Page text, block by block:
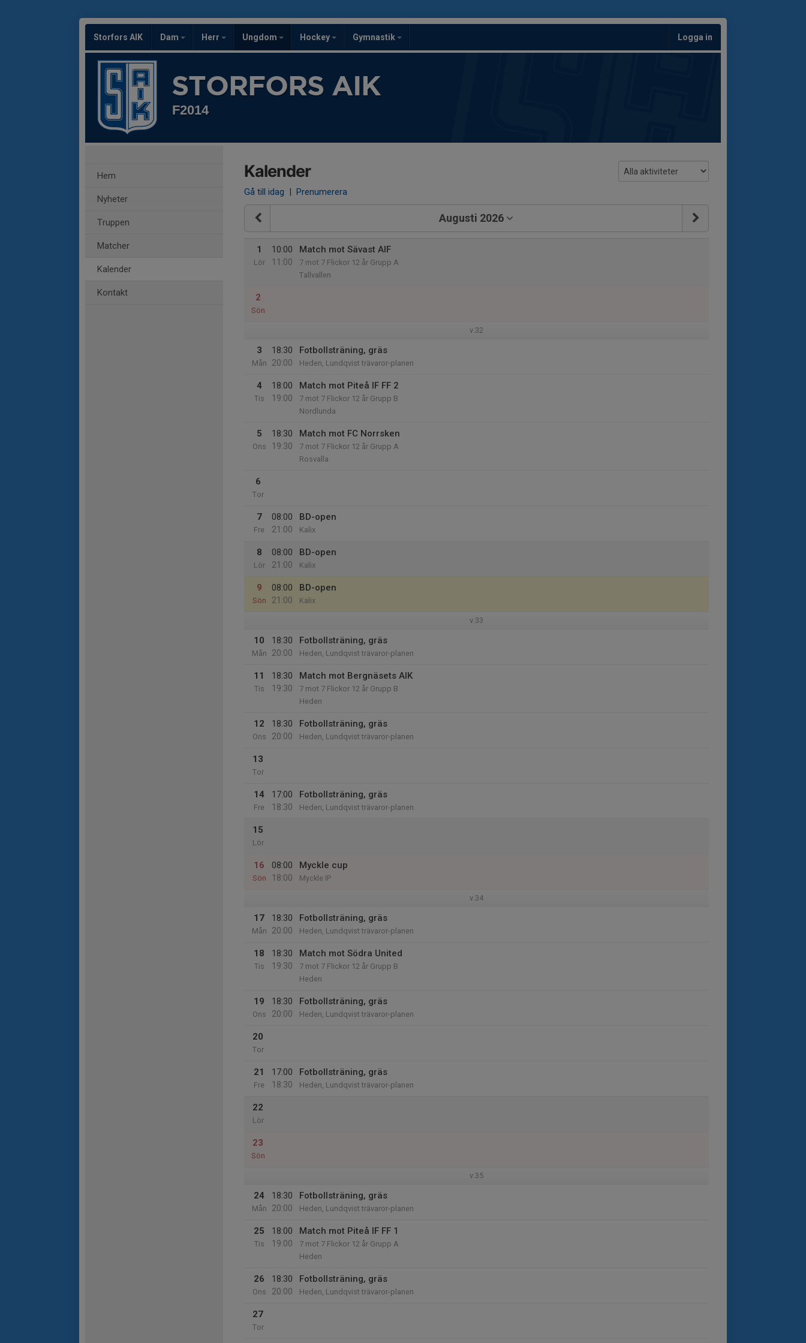
Storfors AIK Dam Herr Ungdom Hockey Gymnastik Logga in
STORFORS AIK
F2014
Hem
Nyheter
Truppen
Matcher
Kalender
Kontakt
Kalender
Gå till idag | Prenumerera
Augusti 2026
1
Lör
10:00
11:00
Match mot Sävast AIF
7 mot 7 Flickor 12 år Grupp A
Tallvallen
2
Sön
v.32
3
Mån
18:30
20:00
Fotbollsträning, gräs
Heden, Lundqvist trävaror-planen
4
Tis
18:00
19:00
Match mot Piteå IF FF 2
7 mot 7 Flickor 12 år Grupp B
Nordlunda
5
Ons
18:30
19:30
Match mot FC Norrsken
7 mot 7 Flickor 12 år Grupp A
Rosvalla
6
Tor
7
Fre
08:00
21:00
BD-open
Kalix
8
Lör
08:00
21:00
BD-open
Kalix
9
Sön
08:00
21:00
BD-open
Kalix
v.33
10
Mån
18:30
20:00
Fotbollsträning, gräs
Heden, Lundqvist trävaror-planen
11
Tis
18:30
19:30
Match mot Bergnäsets AIK
7 mot 7 Flickor 12 år Grupp B
Heden
12
Ons
18:30
20:00
Fotbollsträning, gräs
Heden, Lundqvist trävaror-planen
13
Tor
14
Fre
17:00
18:30
Fotbollsträning, gräs
Heden, Lundqvist trävaror-planen
15
Lör
16
Sön
08:00
18:00
Myckle cup
Myckle IP
v.34
17
Mån
18:30
20:00
Fotbollsträning, gräs
Heden, Lundqvist trävaror-planen
18
Tis
18:30
19:30
Match mot Södra United
7 mot 7 Flickor 12 år Grupp B
Heden
19
Ons
18:30
20:00
Fotbollsträning, gräs
Heden, Lundqvist trävaror-planen
20
Tor
21
Fre
17:00
18:30
Fotbollsträning, gräs
Heden, Lundqvist trävaror-planen
22
Lör
23
Sön
v.35
24
Mån
18:30
20:00
Fotbollsträning, gräs
Heden, Lundqvist trävaror-planen
25
Tis
18:00
19:00
Match mot Piteå IF FF 1
7 mot 7 Flickor 12 år Grupp A
Heden
26
Ons
18:30
20:00
Fotbollsträning, gräs
Heden, Lundqvist trävaror-planen
27
Tor